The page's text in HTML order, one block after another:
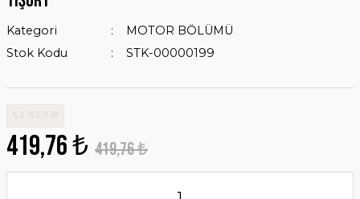
Kategori
MOTOR BÖLÜMÜ
Stok Kodu
STK-00000199
419,76 ₺ 419,76 ₺